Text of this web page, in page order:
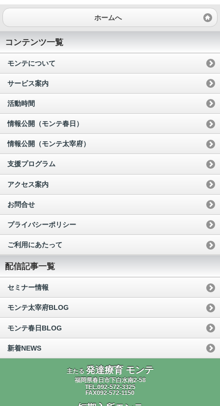
ホームへ
コンテンツ一覧
モンテについて
サービス案内
活動時間
情報公開（モンテ春日）
情報公開（モンテ太宰府）
支援プログラム
アクセス案内
お問合せ
プライバシーポリシー
ご利用にあたって
配信記事一覧
セミナー情報
モンテ太宰府BLOG
モンテ春日BLOG
新着NEWS
主たる 発達療育 モンテ
福岡県春日市下白水南2-58
TEL.092-572-3325
FAX092-572-1150